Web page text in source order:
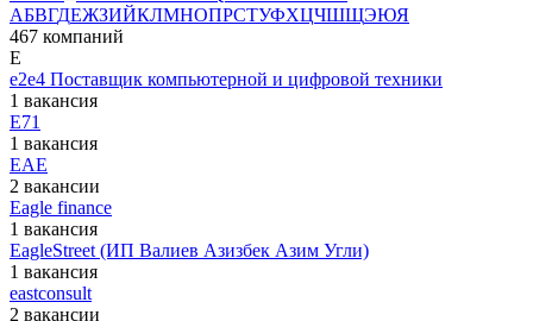
АБВГДЕЖЗИЙКЛМНОПРСТУФХЦЧШЩЭЮЯ
467 компаний
E
e2e4 Поставщик компьютерной и цифровой техники
1 вакансия
E71
1 вакансия
EAE
2 вакансии
Eagle finance
1 вакансия
EagleStreet (ИП Валиев Азизбек Азим Угли)
1 вакансия
eastconsult
2 вакансии